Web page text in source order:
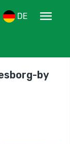
DE
menu
by